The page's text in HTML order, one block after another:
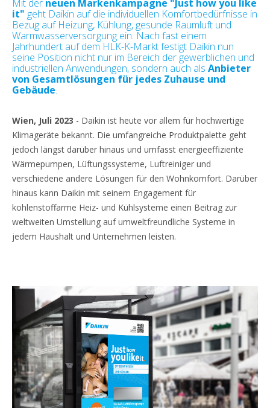
Mit der neuen Markenkampagne "Just how you like
it" geht Daikin auf die individuellen Komfortbedürfnisse in
Bezug auf Heizung, Kühlung, gesunde Raumluft und
Warmwasserversorgung ein. Nach fast einem
Jahrhundert auf dem HLK-K-Markt festigt Daikin nun
seine Position nicht nur im Bereich der gewerblichen und
industriellen Anwendungen, sondern auch als Anbieter
von Gesamtlösungen für jedes Zuhause und
Gebäude.
Wien, Juli 2023 - Daikin ist heute vor allem für hochwertige
Klimageräte bekannt. Die umfangreiche Produktpalette geht
jedoch längst darüber hinaus und umfasst energieeffiziente
Wärmepumpen, Lüftungssysteme, Luftreiniger und
verschiedene andere Lösungen für den Wohnkomfort. Darüber
hinaus kann Daikin mit seinem Engagement für
kohlenstoffarme Heiz- und Kühlsysteme einen Beitrag zur
weltweiten Umstellung auf umweltfreundliche Systeme in
jedem Haushalt und Unternehmen leisten.